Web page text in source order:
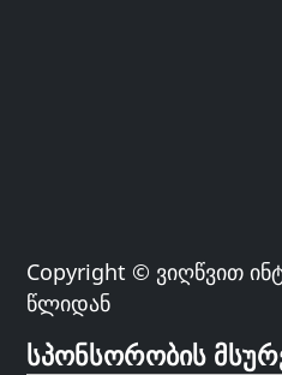
Copyright © ვიღწვით
წლიდან
სპონსორობის